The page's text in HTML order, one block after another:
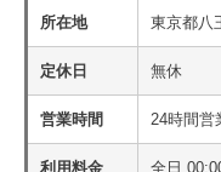
所在地 東京都八
定休日 無休
営業時間 24時間営
利用料金
全日